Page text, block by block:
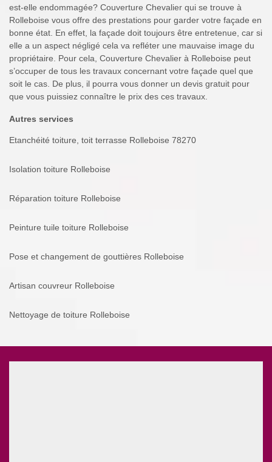
est-elle endommagée? Couverture Chevalier qui se trouve à
Rolleboise vous offre des prestations pour garder votre façade en
bonne état. En effet, la façade doit toujours être entretenue, car si
elle a un aspect négligé cela va refléter une mauvaise image du
propriétaire. Pour cela, Couverture Chevalier à Rolleboise peut
s’occuper de tous les travaux concernant votre façade quel que
soit le cas. De plus, il pourra vous donner un devis gratuit pour
que vous puissiez connaître le prix des ces travaux.
Autres services
Etanchéité toiture, toit terrasse Rolleboise 78270
Isolation toiture Rolleboise
Réparation toiture Rolleboise
Peinture tuile toiture Rolleboise
Pose et changement de gouttières Rolleboise
Artisan couvreur Rolleboise
Nettoyage de toiture Rolleboise